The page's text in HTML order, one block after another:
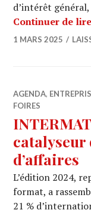
d’intérêt
Continuer de lire
1 MARS 2025
AGENDA,
FOIRES
catalyseur
d’affaires
L’édition 2024,
format, a
21 %